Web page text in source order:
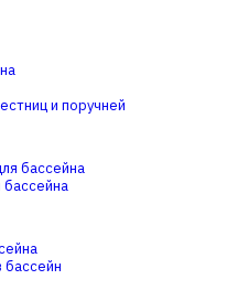
и поручней
бассейна
бассейн